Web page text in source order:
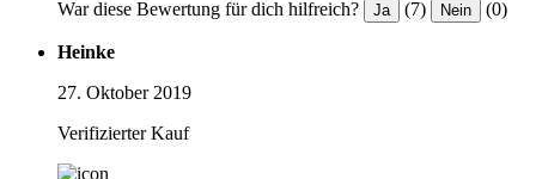
War diese Bewertung für dich hilfreich? Ja (7) Nein (0)
Heinke
27. Oktober 2019
Verifizierter Kauf